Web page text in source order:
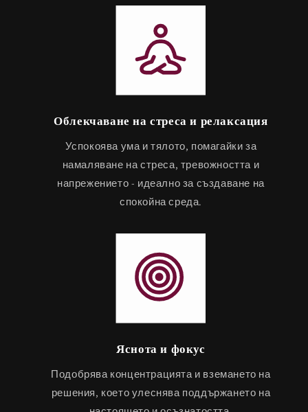
Облекчаване на стреса и релаксация
Успокоява ума и тялото, помагайки за
намаляване на стреса, тревожността и
напрежението - идеално за създаване на
спокойна среда.
Яснота и фокус
Подобрява концентрацията и вземането на
решения, което улеснява поддържането на